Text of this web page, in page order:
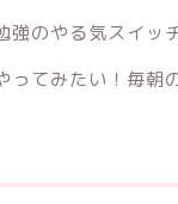
強のやる気スイッ
ってみたい！毎朝